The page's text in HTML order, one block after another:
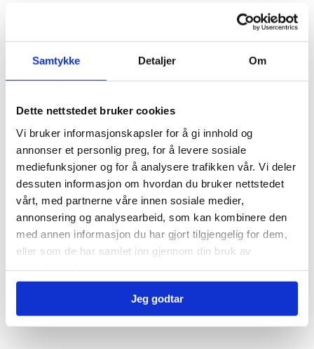
Samtykke Detaljer Om
Dette nettstedet bruker cookies
Vi bruker informasjonskapsler for å gi innhold og
annonser et personlig preg, for å levere sosiale
mediefunksjoner og for å analysere trafikken vår. Vi deler
dessuten informasjon om hvordan du bruker nettstedet
vårt, med partnerne våre innen sosiale medier,
annonsering og analysearbeid, som kan kombinere den
med annen informasjon du har gjort tilgjengelig for dem,
eller som de har samlet inn gjennom din bruk av
Jeg godtar
Om forfatteren
Lene Fjellheim
←Forrige Innlegg Neste Innlegg
Skribenter